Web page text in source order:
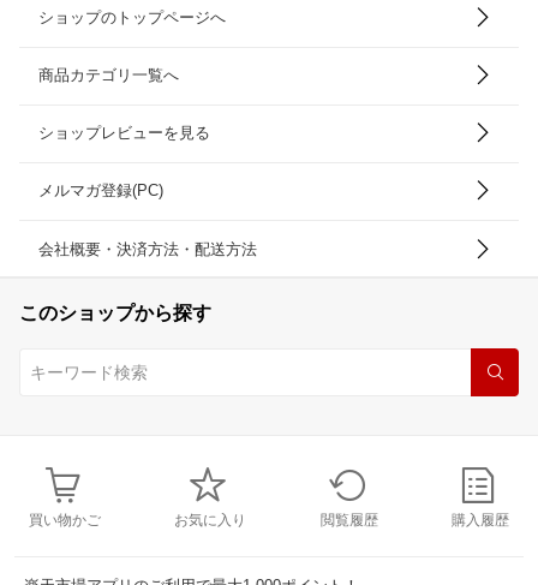
ショップのトップページへ
商品カテゴリ一覧へ
ショップレビューを見る
メルマガ登録(PC)
会社概要・決済方法・配送方法
このショップから探す
買い物かご お気に入り 閲覧履歴 購入履歴